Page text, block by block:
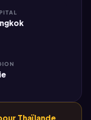
Thaïlande